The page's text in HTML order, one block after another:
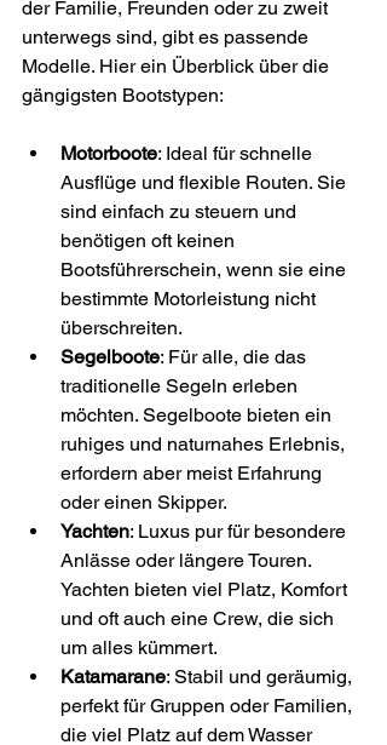
der Familie, Freunden oder zu zweit
unterwegs sind, gibt es passende
Modelle. Hier ein Überblick über die
gängigsten Bootstypen:
Motorboote: Ideal für schnelle
Ausflüge und flexible Routen. Sie
sind einfach zu steuern und
benötigen oft keinen
Bootsführerschein, wenn sie eine
bestimmte Motorleistung nicht
überschreiten.
Segelboote: Für alle, die das
traditionelle Segeln erleben
möchten. Segelboote bieten ein
ruhiges und naturnahes Erlebnis,
erfordern aber meist Erfahrung
oder einen Skipper.
Yachten: Luxus pur für besondere
Anlässe oder längere Touren.
Yachten bieten viel Platz, Komfort
und oft auch eine Crew, die sich
um alles kümmert.
Katamarane: Stabil und geräumig,
perfekt für Gruppen oder Familien,
die viel Platz auf dem Wasser